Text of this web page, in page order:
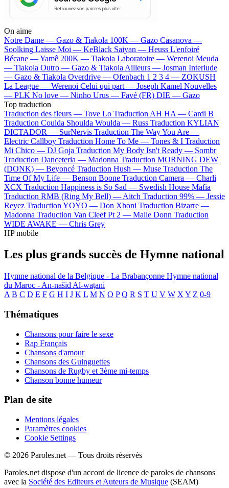
On aime
Notre Dame — Gazo & Tiakola 100K — Gazo Casanova —
Soolking Laisse Moi — KeBlack Saiyan — Heuss L'enfoiré
Bécane —Yamê 200K — Tiakola Laboratoire — Werenoi Meuda
— Tiakola Outro — Gazo & Tiakola Ailleurs — Josman Interlude
— Gazo & Tiakola Overdrive — Ofenbach 1 2 3 4 — ZOKUSH
La League — Werenoi Celui qui part — Joseph Kamel Nouvelles
— PLK No love — Ninho Urus — Favé (FR) DIE — Gazo
Top traduction
Traduction des fleurs — Tove Lo Traduction AH HA — Cardi B
Traduction Coulda Shoulda Woulda — Russ Traduction KYLIAN
DICTADOR — SurNervis Traduction The Way You Are —
Electric Callboy Traduction Home To Me — Tones & I Traduction
Mi Chico — DJ Goja Traduction My Body Isn't Ready — Sombr
Traduction Danceteria — Madonna Traduction MORNING DEW
(DONK) — Beyoncé Traduction Hush — Muse Traduction The
Time Of My Life — Benson Boone Traduction Camera — Charli
XCX Traduction Happiness is So Sad — Swedish House Mafia
Traduction RMB (Ring My Bell) — Aitch Traduction 99% — Jessie
Reyez Traduction YOYO — Don Xhoni Traduction Bizarre —
Madonna Traduction Van Cleef Pt 2 — Malie Donn Traduction
WIDE AWAKE — Chris Grey
HP mobile
Les plus grands succès de Hymne national
Hymne national de la Belgique - La Brabançonne Hymne national
du Maroc - An-našid Al-waṭani
A B C D E F G H I J K L M N O P Q R S T U V W X Y Z 0-9
Thématiques
Chansons pour faire le sexe
Rap Français
Chansons d'amour
Chansons des Guinguettes
Chansons de Rugby et 3ème mi-temps
Chanson bonne humeur
Plan de site
Mentions légales
Paramètres cookies
Cookie Settings
© 2026 Paroles.net — Tous droits réservés
Paroles.net dispose d'un accord de licence de paroles de chansons
avec la Société des Editeurs et Auteurs de Musique (SEAM)